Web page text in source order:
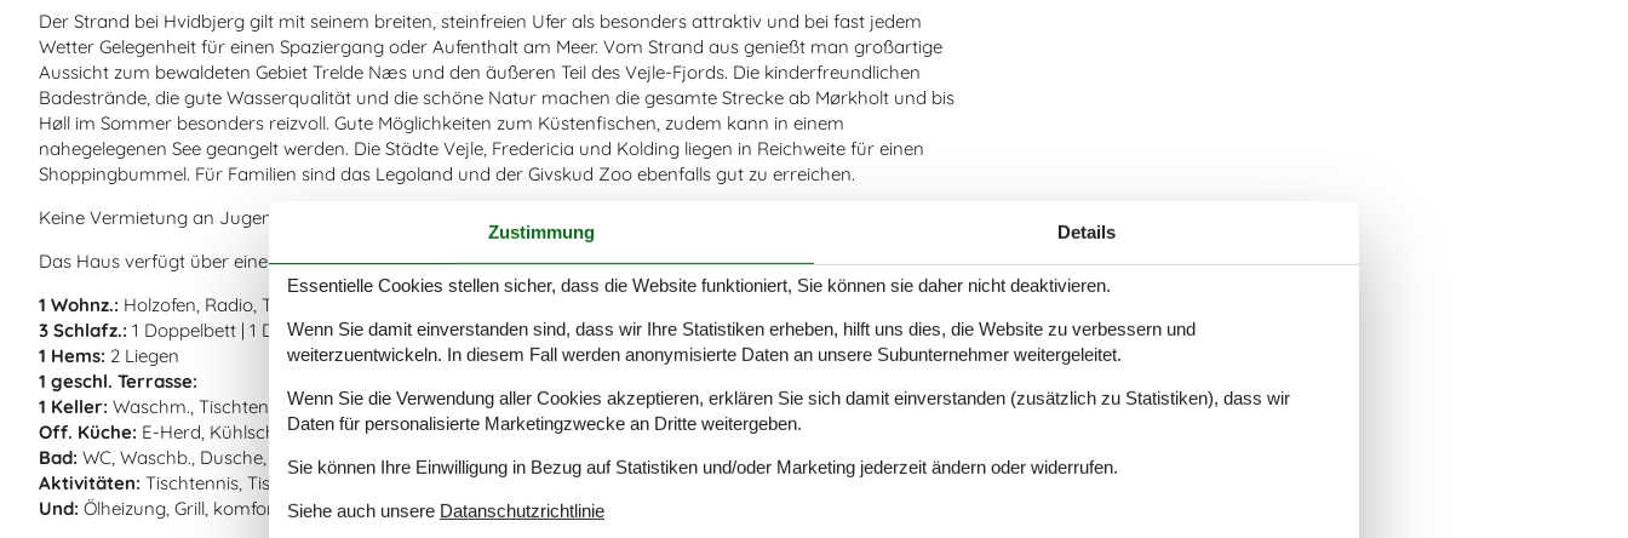
Der Strand bei Hvidbjerg gilt mit seinem breiten, steinfreien Ufer als besonders attraktiv und bei fast jedem
Wetter Gelegenheit für einen Spaziergang oder Aufenthalt am Meer. Vom Strand aus genießt man großartige
Aussicht zum bewaldeten Gebiet Trelde Næs und den äußeren Teil des Vejle-Fjords. Die kinderfreundlichen
Badestrände, die gute Wasserqualität und die schöne Natur machen die gesamte Strecke ab Mørkholt und bis
Høll im Sommer besonders reizvoll. Gute Möglichkeiten zum Küstenfischen, zudem kann in einem
nahegelegenen See geangelt werden. Die Städte Vejle, Fredericia und Kolding liegen in Reichweite für einen
Shoppingbummel. Für Familien sind das Legoland und der Givskud Zoo ebenfalls gut zu erreichen.
Keine Vermietung an Jugendgruppen erwünscht!
Das Haus verfügt über einen komplett umschlossenen Solargarten.
1 Wohnz.: Holzofen, Radio, TV
3 Schlafz.: 1 Doppelbett | 1 Doppelbett | 1 Doppelbett
1 Hems: 2 Liegen
1 geschl. Terrasse:
1 Keller: Waschm., Tischtennis, Tischfußball, Dart
Off. Küche: E-Herd, Kühlschr., Kühl-Gefrier-Kombi, Mikrow., Abzugsh., Kaffeem., Spülm.
Bad: WC, Waschb., Dusche, Fußbodenheiz.
Aktivitäten: Tischtennis, Tischfußball, Dart
Und: Ölheizung, Grill, komfortable Möblierung, Meerblick/Seeblick, Nichtraucherhaus
Zustimmung Details
Essentielle Cookies stellen sicher, dass die Website funktioniert, Sie können sie daher nicht deaktivieren.
Wenn Sie damit einverstanden sind, dass wir Ihre Statistiken erheben, hilft uns dies, die Website zu verbessern und
weiterzuentwickeln. In diesem Fall werden anonymisierte Daten an unsere Subunternehmer weitergeleitet.
Wenn Sie die Verwendung aller Cookies akzeptieren, erklären Sie sich damit einverstanden (zusätzlich zu Statistiken), dass wir
Daten für personalisierte Marketingzwecke an Dritte weitergeben.
Sie können Ihre Einwilligung in Bezug auf Statistiken und/oder Marketing jederzeit ändern oder widerrufen.
Siehe auch unsere Datanschutzrichtlinie